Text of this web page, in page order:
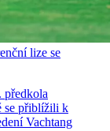
lize se
předkola
se přiblížili k
Vachtang